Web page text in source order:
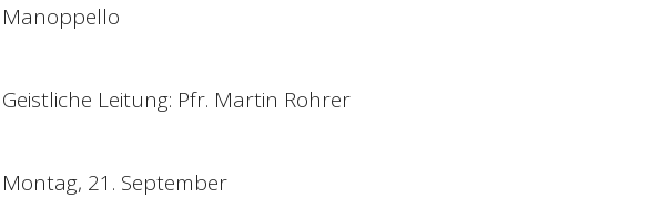
Manoppello
Geistliche Leitung: Pfr. Martin Rohrer
Montag, 21. September